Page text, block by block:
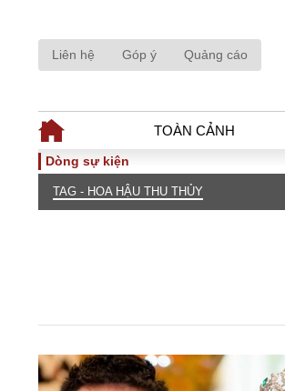
Liên hệ Góp ý Quảng cáo
TOÀN CẢNH
TOÀN CẢNH
Thế giới
Dòng sự kiện
TAG - HOA HẬU THU THỦY